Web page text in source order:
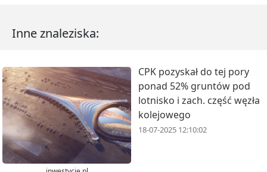
Inne znaleziska:
CPK pozyskał do tej pory
ponad 52% gruntów pod
lotnisko i zach. część węzła
kolejowego
18-07-2025 12:10:02